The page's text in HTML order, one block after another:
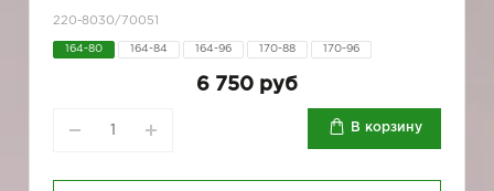
220-8030/70051
164-80 164-84 164-96 170-88 170-96
6 750 руб
В корзину